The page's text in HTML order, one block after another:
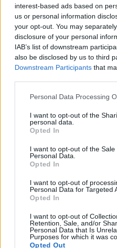
interest-based ads based on
us or personal information
your opt-out. You may
disclosure of your personal
IAB’s list of downstream
also be disclosed by us to third
Downstream Participants that
Please note that this website/
not limited to your visit or usage
grant or deny consent to
use your data for below
consent section.
Personal Data Processing
I want to opt-out of the
personal data.
Opted In
I want to opt-out of the Sale
Personal Data.
Opted In
I want to opt-out of
Personal Data for Targeted
Opted In
I want to opt-out of
Retention, Sale, and/or
Personal Data that Is
Purposes for which it was
Opted Out
Címkék: #vissza a jövőbe
„Egészséges
- így jellemezte
csapatát a játék